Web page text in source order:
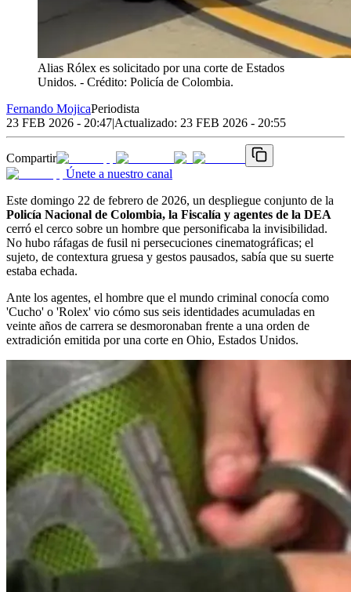
Alias Rólex es solicitado por una corte de Estados
Unidos. - Crédito: Policía de Colombia.
Fernando MojicaPeriodista
23 FEB 2026 - 20:47|Actualizado: 23 FEB 2026 - 20:55
Compartir
Únete a nuestro canal
Este domingo 22 de febrero de 2026, un despliegue conjunto de la
Policía Nacional de Colombia, la Fiscalía y agentes de la DEA
cerró el cerco sobre un hombre que personificaba la invisibilidad.
No hubo ráfagas de fusil ni persecuciones cinematográficas; el
sujeto, de contextura gruesa y gestos pausados, sabía que su suerte
estaba echada.
Ante los agentes, el hombre que el mundo criminal conocía como
'Cucho' o 'Rolex' vio cómo sus seis identidades acumuladas en
veinte años de carrera se desmoronaban frente a una orden de
extradición emitida por una corte en Ohio, Estados Unidos.